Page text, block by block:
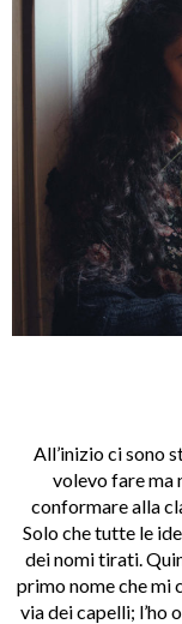
All’inizio ci sono
volevo fare ma
conformare alla
Solo che tutte le
dei nomi tirati.
primo nome che mi
via dei capelli; l’ho